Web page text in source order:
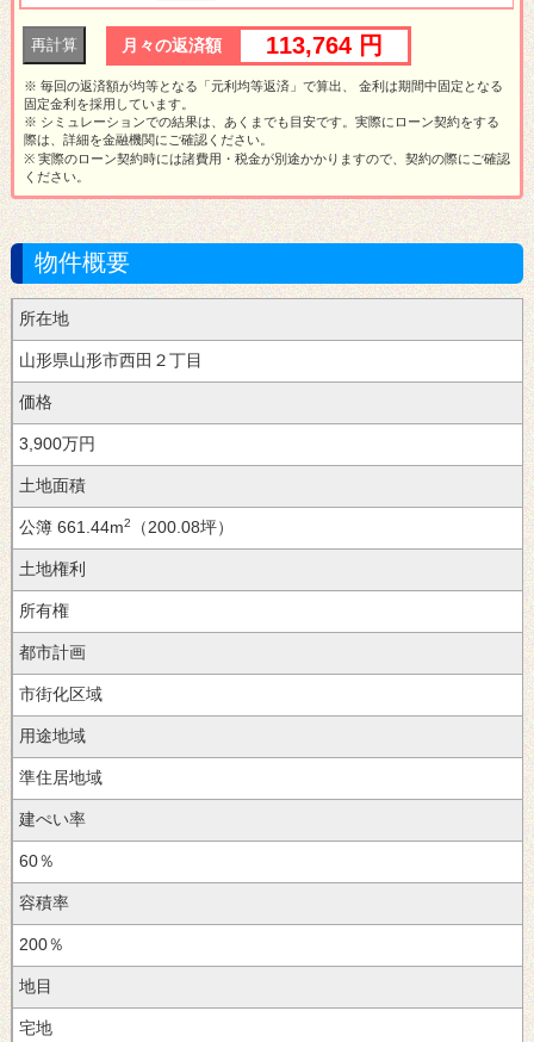
月々の返済額 113,764 円
※ 毎回の返済額が均等となる「元利均等返済」で算出、 金利は期間中固定となる
固定金利を採用しています。
※ シミュレーションでの結果は、あくまでも目安です。実際にローン契約をする
際は、詳細を金融機関にご確認ください。
※ 実際のローン契約時には諸費用・税金が別途かかりますので、契約の際にご確認
ください。
物件概要
所在地
西田２丁目
価格
3,900万円
土地面積
661.44m2 （200.08坪）
土地権利
都市計画
用途地域
建ぺい率
60％
容積率
200％
地目